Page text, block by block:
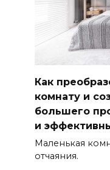
Как
комнату и
большего
и
Маленькая
отчаяния.